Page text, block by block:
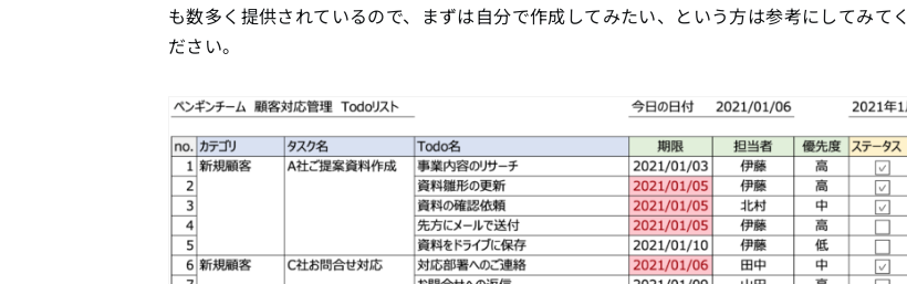
も数多く提供されているので、まずは自分で作成してみたい、という方は参考にしてみてく
ださい。